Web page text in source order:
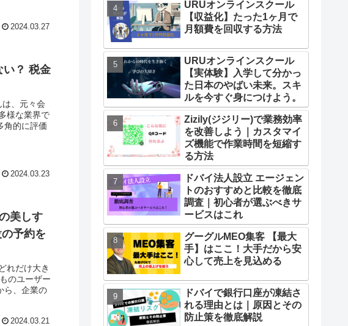
2024.03.27
い？ 税金
、元々会
様な業界で
角的に評価
2024.03.23
美しす
予約を
れだけ大き
のユーザー
ら、企業の
2024.03.21
URUオンラインスクール
【収益化】たった1ヶ月で
月額費を回収する方法
URUオンラインスクール
【実体験】入学して分かっ
た日本のやばい未来。スキ
ルを今すぐ身につけよう。
Zizily(ジジリー)で業務効率
を改善しよう｜カスタマイ
ズ機能で作業時間を短縮す
る方法
ドバイ法人設立 エージェン
トのおすすめと比較を徹底
調査｜初心者が選ぶべきサ
ービスはこれ
グーグルMEO集客 【最大
手】はここ！大手だから安
心して売上を見込める
ドバイで銀行口座が凍結さ
れる理由とは｜原因とその
防止策を徹底解説